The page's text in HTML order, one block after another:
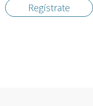
Regístrate